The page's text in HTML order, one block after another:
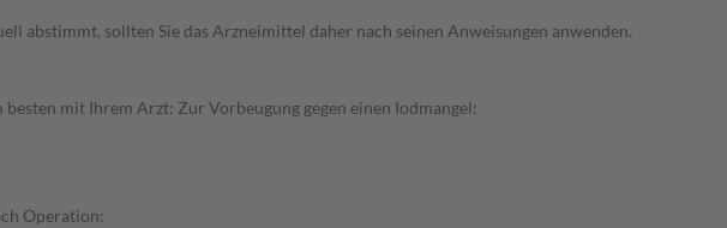
abstimmt, sollten Sie das Arzneimittel daher nach seinen Anweisungen anwenden.
mit Ihrem Arzt: Zur Vorbeugung gegen einen Iodmangel:
Operation: